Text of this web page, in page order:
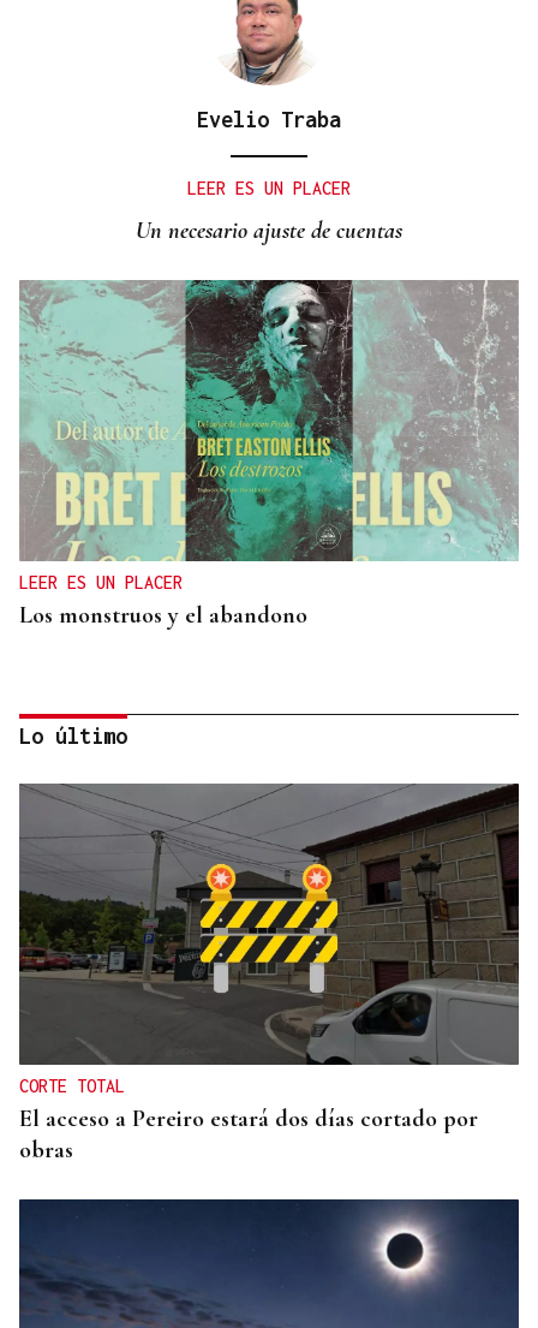
Evelio Traba
LEER ES UN PLACER
Un necesario ajuste de cuentas
LEER ES UN PLACER
Los monstruos y el abandono
OBITUARIO
Muere a los 50 años el DJ francés Kavinsky, autor
del icónico tema "Nightcall"
Lo último
CORTE TOTAL
El acceso a Pereiro estará dos días cortado por
obras